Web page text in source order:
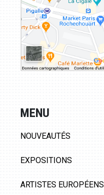
MENU
NOUVEAUTÉS
EXPOSITIONS
ARTISTES EUROPÉENS